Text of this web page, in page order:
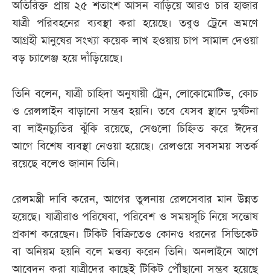
অতিরিক্ত প্রায় ২৫ শতাংশ আসন বাড়িয়ে আরও চার হাজার
যাত্রী পরিবহনের ব্যবস্থা করা হয়েছে। তবুও ট্রেনে ভ্রমণে
আগ্রহী মানুষের সংখ্যা কয়েক লাখ হওয়ায় চাপ সামাল দেওয়া
বড় চ্যালেঞ্জ হয়ে দাঁড়িয়েছে।
তিনি বলেন, যাত্রী চাহিদা অনুযায়ী ট্রেন, লোকোমোটিভ, কোচ
ও রেললাইন বাড়ানো সম্ভব হয়নি। তবে যেসব স্থানে দুর্ঘটনা
বা লাইনচ্যুতির ঝুঁকি রয়েছে, সেগুলো চিহ্নিত করে ঈদের
আগে বিশেষ ব্যবস্থা নেওয়া হয়েছে। রেলওয়ে সবসময় সতর্ক
রয়েছে বলেও জানান তিনি।
রেলমন্ত্রী দাবি করেন, আগের তুলনায় রেলসেবার মান উন্নত
হয়েছে। যাত্রীরাও পরিষেবা, পরিবেশ ও সময়সূচি নিয়ে সন্তোষ
প্রকাশ করেছেন। টিকিট বিক্রিতেও কোনও ধরনের সিন্ডিকেট
বা অনিয়ম হয়নি বলে মন্তব্য করেন তিনি। অনলাইনে আগে
আবেদন করা যাত্রীদের কাছেই টিকিট পৌঁছানো সম্ভব হয়েছে